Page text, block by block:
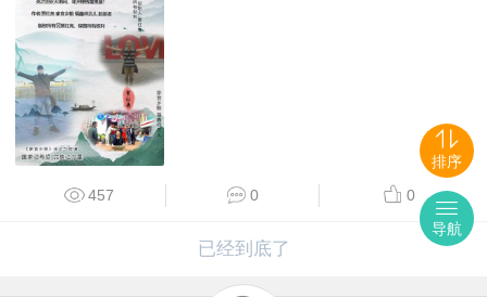
457 0 0
已经到底了
排序
导航